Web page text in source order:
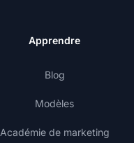
Apprendre
Blog
Modèles
Académie de marketing